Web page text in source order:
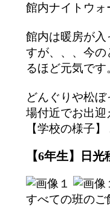
館内ナイトウ
館内は暖房が
すが、、、今
るほど元気です
どんぐりや松
場付近でお出
【学校の様子
【6年生】日
すべての班の